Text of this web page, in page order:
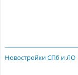
Новостройки СПб и ЛО